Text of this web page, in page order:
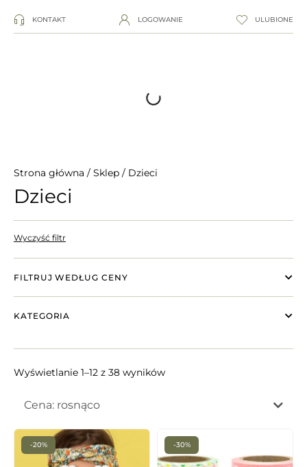
KONTAKT LOGOWANIE ULUBIONE
Strona główna / Sklep / Dzieci
Dzieci
Wyczyść filtr
FILTRUJ WEDŁUG CENY
KATEGORIA
Wyświetlanie 1–12 z 38 wyników
Cena: rosnąco
-20% -30%